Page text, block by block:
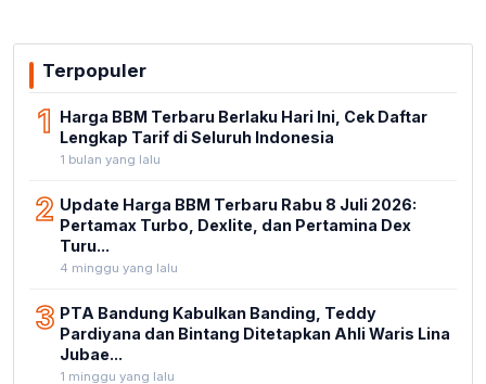
Terpopuler
1 Harga BBM Terbaru Berlaku Hari Ini, Cek Daftar
Lengkap Tarif di Seluruh Indonesia
1 bulan yang lalu
2 Update Harga BBM Terbaru Rabu 8 Juli 2026:
Pertamax Turbo, Dexlite, dan Pertamina Dex
Turu...
4 minggu yang lalu
3 PTA Bandung Kabulkan Banding, Teddy
Pardiyana dan Bintang Ditetapkan Ahli Waris Lina
Jubae...
1 minggu yang lalu